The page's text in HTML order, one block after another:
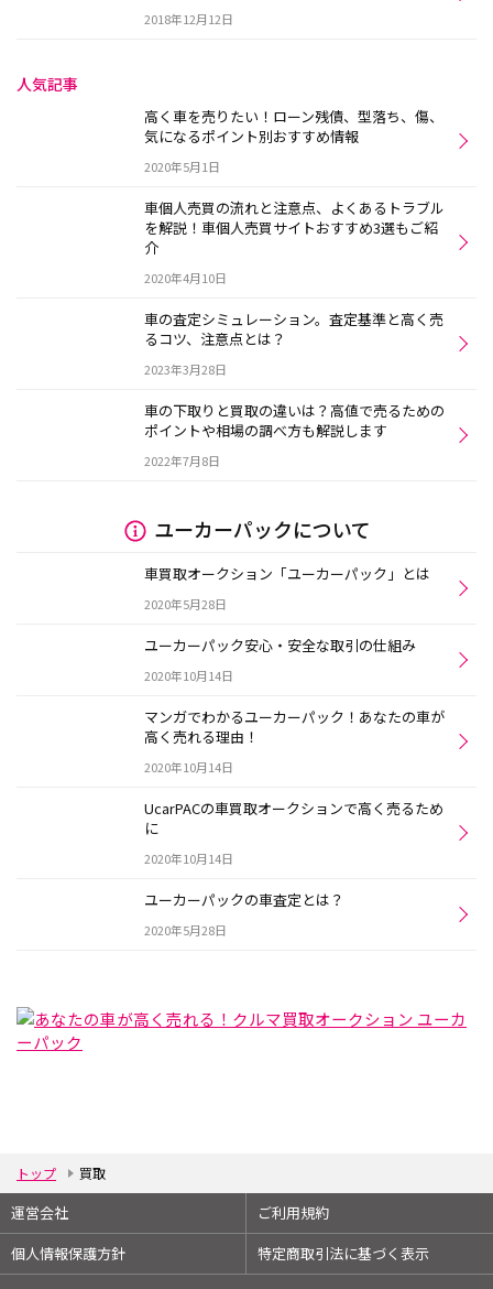
2018年12月12日
人気記事
高く車を売りたい！ローン残債、型落ち、傷、
気になるポイント別おすすめ情報
2020年5月1日
車個人売買の流れと注意点、よくあるトラブル
を解説！車個人売買サイトおすすめ3選もご紹
介
2020年4月10日
車の査定シミュレーション。査定基準と高く売
るコツ、注意点とは？
2023年3月28日
車の下取りと買取の違いは？高値で売るための
ポイントや相場の調べ方も解説します
2022年7月8日
ユーカーパックについて
車買取オークション「ユーカーパック」とは
2020年5月28日
ユーカーパック安心・安全な取引の仕組み
2020年10月14日
マンガでわかるユーカーパック！あなたの車が
高く売れる理由！
2020年10月14日
UcarPACの車買取オークションで高く売るため
に
2020年10月14日
ユーカーパックの車査定とは？
2020年5月28日
トップ 買取
運営会社
ご利用規約
個人情報保護方針
特定商取引法に基づく表示